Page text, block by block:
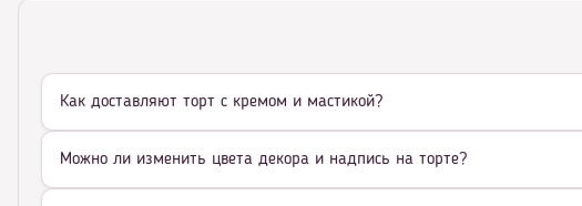
Как доставляют торт с кремом и мастикой?
Можно ли изменить цвета декора и надпись на торте?